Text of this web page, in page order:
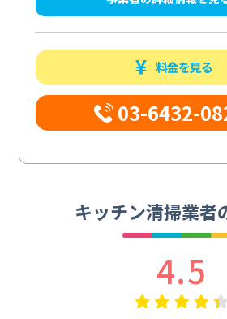
料金を見る
03-6432-
キッチン清掃業者
4.5